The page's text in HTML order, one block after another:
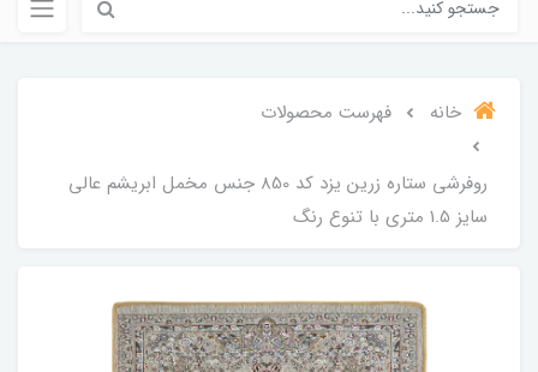
خانه فهرست محصولات
روفرشی ستاره زرین یزد کد 850 جنس مخمل ابریشم عالی
سایز 1.5 متری با تنوع رنگ